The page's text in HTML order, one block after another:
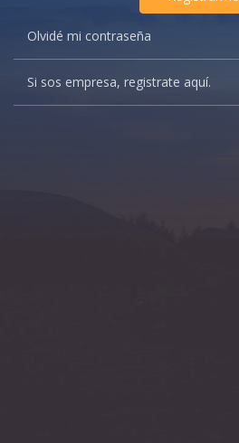
Olvidé mi contraseña
Si sos empresa, registrate aquí.